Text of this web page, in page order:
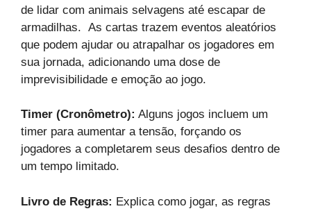
de lidar com animais selvagens até escapar de
armadilhas. As cartas trazem eventos aleatórios
que podem ajudar ou atrapalhar os jogadores em
sua jornada, adicionando uma dose de
imprevisibilidade e emoção ao jogo.
Timer (Cronômetro): Alguns jogos incluem um
timer para aumentar a tensão, forçando os
jogadores a completarem seus desafios dentro de
um tempo limitado.
Livro de Regras: Explica como jogar, as regras